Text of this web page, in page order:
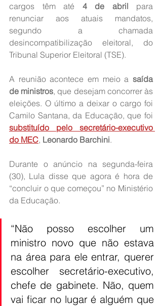
cargos têm até 4 de abril para
renunciar aos atuais mandatos,
segundo a chamada
desincompatibilização eleitoral, do
Tribunal Superior Eleitoral (TSE).
A reunião acontece em meio a saída
de ministros, que desejam concorrer às
eleições. O último a deixar o cargo foi
substituído pelo secretário-executivo
do MEC, Leonardo Barchini.
Durante o anúncio na segunda-feira
(30), Lula disse que agora é hora de
“concluir o que começou” no Ministério
da Educação.
“Não posso escolher um
ministro novo que não estava
na área para ele entrar, querer
escolher secretário-executivo,
chefe de gabinete. Não, quem
vai ficar no lugar é alguém que